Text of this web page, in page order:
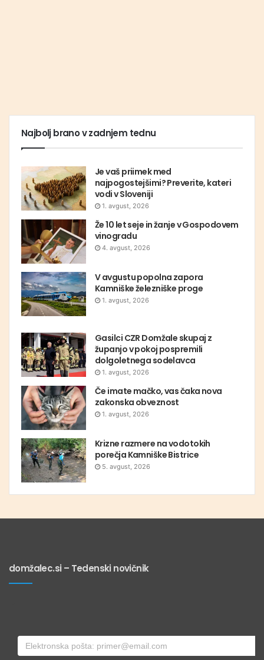
Najbolj brano v zadnjem tednu
Je vaš priimek med
najpogostejšimi? Preverite, kateri
vodi v Sloveniji
1. avgust, 2026
Že 10 let seje in žanje v Gospodovem
vinogradu
4. avgust, 2026
V avgustu popolna zapora
Kamniške železniške proge
1. avgust, 2026
Gasilci CZR Domžale skupaj z
županjo v pokoj pospremili
dolgoletnega sodelavca
1. avgust, 2026
Če imate mačko, vas čaka nova
zakonska obveznost
1. avgust, 2026
Krizne razmere na vodotokih
porečja Kamniške Bistrice
5. avgust, 2026
domžalec.si – Tedenski novičnik